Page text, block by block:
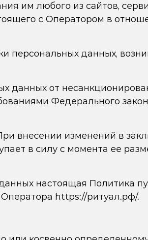
им любого из сайтов,
с Оператором в
персональных данных,
данных от
Федерального
внесении изменений в
в силу с момента ее
настоящая Политика
https://ритуал.рф/.